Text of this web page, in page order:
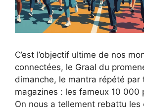
C’est l’objectif ultime de nos
connectées, le Graal du
dimanche, le mantra répété par
magazines : les fameux 10 000
On nous a tellement rebattu les